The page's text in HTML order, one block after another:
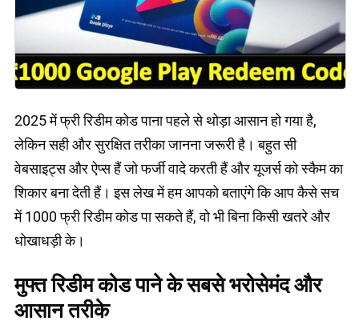
2025 में फ्री रिडीम कोड पाना पहले से थोड़ा आसान हो गया है,
लेकिन सही और सुरक्षित तरीका जानना जरूरी है। बहुत सी
वेबसाइट्स और ऐप्स हैं जो फर्जी वादे करती हैं और यूजर्स को स्कैम का
शिकार बना देती हैं। इस लेख में हम आपको बताएंगे कि आप कैसे सच
में 1000 फ्री रिडीम कोड पा सकते हैं, वो भी बिना किसी खतरे और
धोखाधड़ी के।
मुफ्त रिडीम कोड पाने के सबसे भरोसेमंद और
आसान तरीके